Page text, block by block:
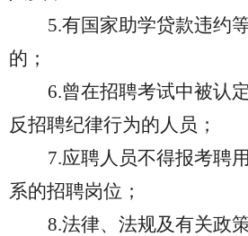
5.有国家助学贷款违约
的；
6.曾在招聘考试中被认
反招聘纪律行为的人员；
7.应聘人员不得报考聘
系的招聘岗位；
8.法律、法规及有关政